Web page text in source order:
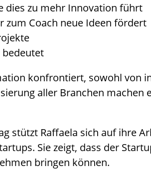
dies zu mehr Innovation führt
zum Coach neue Ideen fördert
konfrontiert, sowohl von
aller Branchen
stützt Raffaela sich auf ihre
Sie zeigt, dass der
bringen können.